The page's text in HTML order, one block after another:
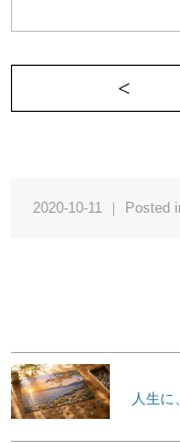
2020-10-11 ｜ Posted
人生に